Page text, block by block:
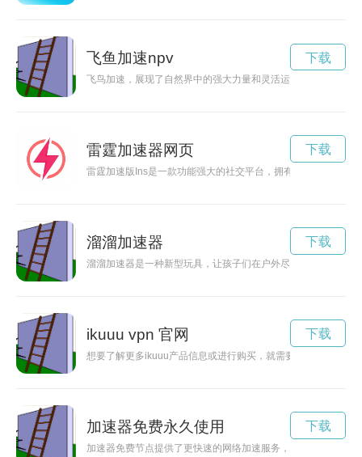
飞鱼加速npv
飞鸟加速，展现了自然界中的强大力量和灵活运动，让人感叹生
下载
雷霆加速器网页
雷霆加速版Ins是一款功能强大的社交平台，拥有更多的特色功
下载
溜溜加速器
溜溜加速器是一种新型玩具，让孩子们在户外尽情享受快乐和
下载
ikuuu vpn 官网
想要了解更多ikuuu产品信息或进行购买，就需要找到ikuuu官
下载
加速器免费永久使用
加速器免费节点提供了更快速的网络加速服务，让用户能够更畅
下载